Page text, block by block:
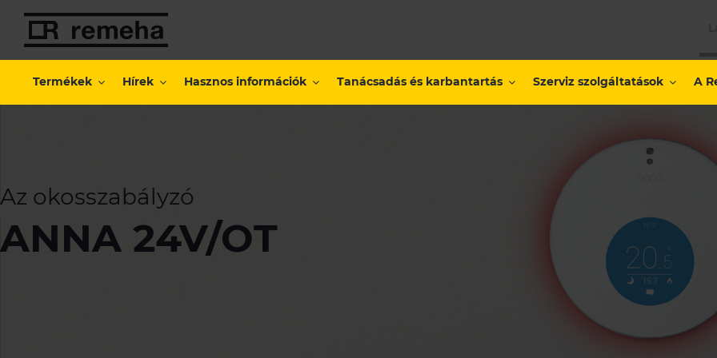
Kihagyás
Termékek Hírek Hasznos információk Tanácsadás és karbantartás Szerviz szolgáltatások A
Az okosszabályzó
ANNA 24V/OT